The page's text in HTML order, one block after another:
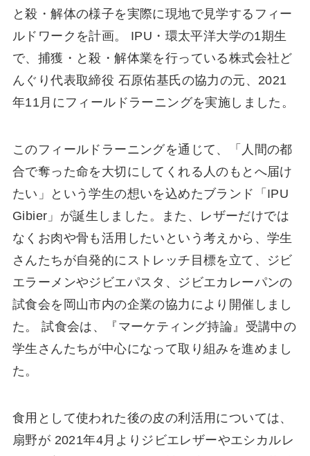
と殺・解体の様⼦を実際に現地で⾒学するフィー
ルドワークを計画。 IPU・環太平洋⼤学の1期⽣
で、捕獲・と殺・解体業を⾏っている株式会社ど
んぐり代表取締役 ⽯原佑基⽒の協⼒の元、2021
年11⽉にフィールドラーニングを実施しました。
このフィールドラーニングを通じて、「⼈間の都
合で奪った命を⼤切にしてくれる⼈のもとへ届け
たい」という学⽣の想いを込めたブランド「IPU
Gibier」が誕⽣しました。また、レザーだけでは
なくお⾁や⾻も活⽤したいという考えから、学⽣
さんたちが⾃発的にストレッチ⽬標を⽴て、ジビ
エラーメンやジビエパスタ、ジビエカレーパンの
試⾷会を岡⼭市内の企業の協⼒により開催しまし
た。 試⾷会は、『マーケティング持論』受講中の
学⽣さんたちが中⼼になって取り組みを進めまし
た。
⾷⽤として使われた後の⽪の利活⽤については、
扇野が 2021年4⽉よりジビエレザーやエシカルレ